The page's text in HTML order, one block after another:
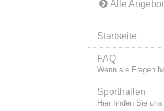
Alle
Startseite
FAQ
Wenn sie Fragen
Sporthallen
Hier finden Sie uns